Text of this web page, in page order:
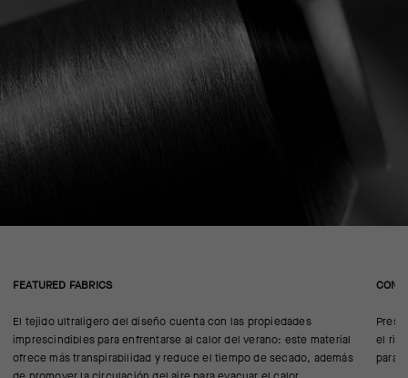
FEATURED FABRICS
El tejido ultraligero del diseño cuenta con las propiedades
imprescindibles para enfrentarse al calor del verano: este material
ofrece más transpirabilidad y reduce el tiempo de secado, además
el
para